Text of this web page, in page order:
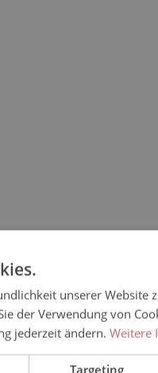
unserer Website
der Verwendung von
jederzeit ändern. Weitere
Targeting